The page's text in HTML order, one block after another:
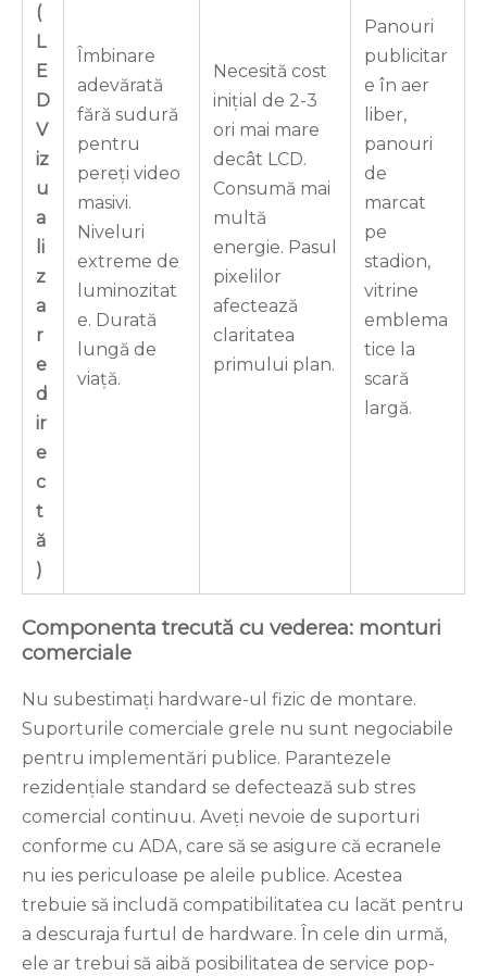
(
L
E
D
V
iz
u
a
li
z
a
r
e
d
ir
e
c
t
ă
)
Îmbinare
adevărată
fără sudură
pentru
pereți video
masivi.
Niveluri
extreme de
luminozitat
e. Durată
lungă de
viață.
Necesită cost
inițial de 2-3
ori mai mare
decât LCD.
Consumă mai
multă
energie. Pasul
pixelilor
afectează
claritatea
primului plan.
Panouri
publicitar
e în aer
liber,
panouri
de
marcat
pe
stadion,
vitrine
emblema
tice la
scară
largă.
Componenta trecută cu vederea: monturi
comerciale
Nu subestimați hardware-ul fizic de montare.
Suporturile comerciale grele nu sunt negociabile
pentru implementări publice. Parantezele
rezidențiale standard se defectează sub stres
comercial continuu. Aveți nevoie de suporturi
conforme cu ADA, care să se asigure că ecranele
nu ies periculoase pe aleile publice. Acestea
trebuie să includă compatibilitatea cu lacăt pentru
a descuraja furtul de hardware. În cele din urmă,
ele ar trebui să aibă posibilitatea de service pop-